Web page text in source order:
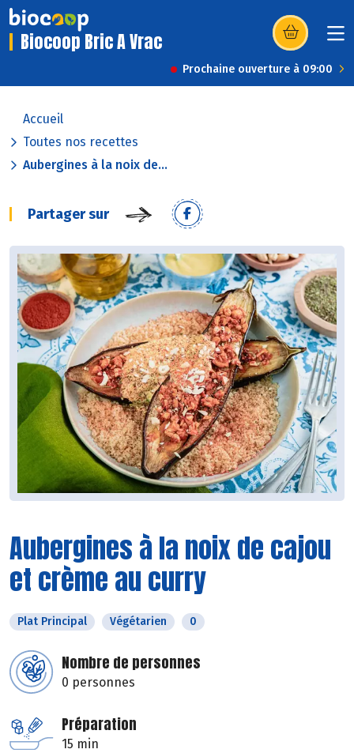
Biocoop Bric A Vrac (s’ouvre dans
Prochaine ouverture à 09:00
Accueil
Toutes nos recettes
Aubergines à la noix de...
Partager sur
Aubergines à la noix de cajou
et crème au curry
Plat Principal Végétarien 0
Nombre de personnes
0 personnes
Préparation
15 min